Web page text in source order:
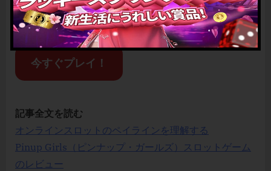
う！
今すぐプレイ！
記事全文を読む
オンラインスロットのペイラインを理解する
Pinup Girls（ピンナップ・ガールズ）スロットゲーム
のレビュー